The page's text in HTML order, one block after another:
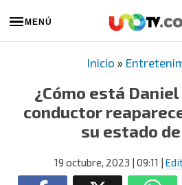
MENÚ
Inicio »
¿Cómo está
conductor
su estado
19 octubre, 2023 | 09:11 |